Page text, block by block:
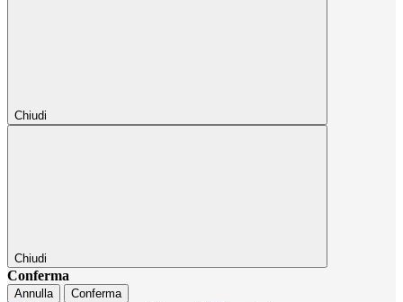
Chiudi
Chiudi
Conferma
Annulla Conferma